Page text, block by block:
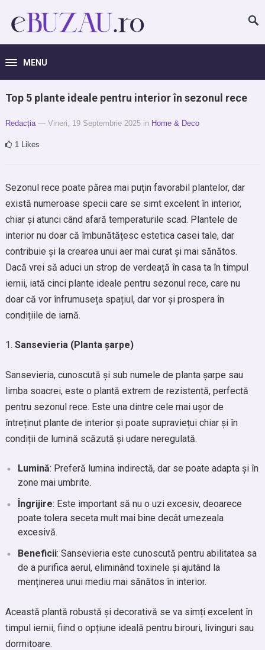
MENU
Top 5 plante ideale pentru interior în sezonul rece
Redacția — Vineri, 19 Septembrie 2025 in Home & Deco
1 Likes
Sezonul rece poate părea mai puțin favorabil plantelor, dar
există numeroase specii care se simt excelent în interior,
chiar și atunci când afară temperaturile scad. Plantele de
interior nu doar că îmbunătățesc estetica casei tale, dar
contribuie și la crearea unui aer mai curat și mai sănătos.
Dacă vrei să aduci un strop de verdeață în casa ta în timpul
iernii, iată cinci plante ideale pentru sezonul rece, care nu
doar că vor înfrumuseța spațiul, dar vor și prospera în
condițiile de iarnă.
Sansevieria (Planta șarpe)
Sansevieria, cunoscută și sub numele de planta șarpe sau
limba soacrei, este o plantă extrem de rezistentă, perfectă
pentru sezonul rece. Este una dintre cele mai ușor de
întreținut plante de interior și poate supraviețui chiar și în
condiții de lumină scăzută și udare neregulată.
Lumină: Preferă lumina indirectă, dar se poate adapta și în
zone mai umbrite.
Îngrijire: Este important să nu o uzi excesiv, deoarece
poate tolera seceta mult mai bine decât umezeala
excesivă.
Beneficii: Sansevieria este cunoscută pentru abilitatea sa
de a purifica aerul, eliminând toxinele și ajutând la
menținerea unui mediu mai sănătos în interior.
Această plantă robustă și decorativă se va simți excelent în
timpul iernii, fiind o opțiune ideală pentru birouri, livinguri sau
dormitoare.